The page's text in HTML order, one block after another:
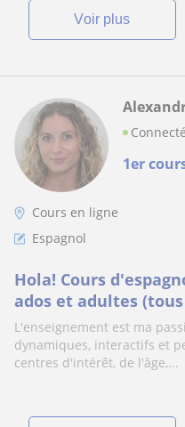
voir plus
1er
Cours en ligne
Espagnol
Hola! Cours
ados et adultes
L'enseignement est ma
dynamiques, interactifs et
centres d'intérêt, de l'âge,...